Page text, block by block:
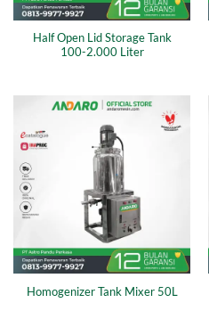
Half Open Lid Storage Tank
100-2.000 Liter
Homogenizer Tank Mixer 50L